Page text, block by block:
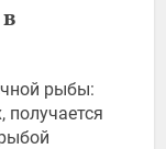
рыбы:
получается